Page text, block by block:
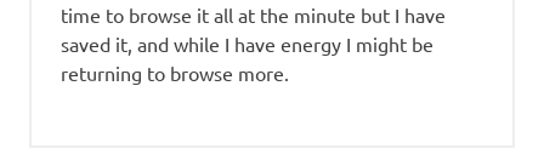
time to browse it all at the minute but I have
saved it, and while I have energy I might be
returning to browse more.